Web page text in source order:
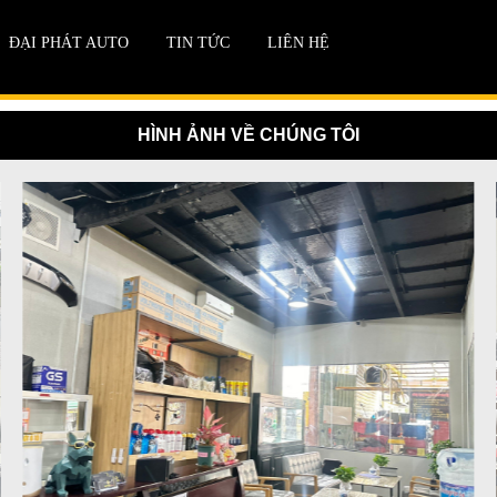
ĐẠI PHÁT AUTO TIN TỨC LIÊN HỆ
HÌNH ẢNH VỀ CHÚNG TÔI